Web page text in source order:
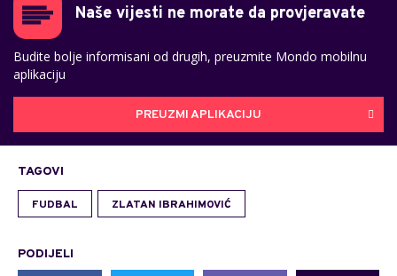
Naše vijesti ne morate da provjeravate
Budite bolje informisani od drugih, preuzmite Mondo mobilnu
aplikaciju
PREUZMI APLIKACIJU
TAGOVI
FUDBAL ZLATAN IBRAHIMOVIĆ
PODIJELI